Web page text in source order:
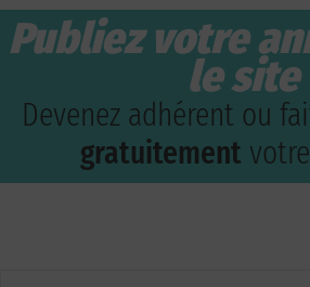
Publiez votre
le site
Devenez adhérent ou
gratuitement